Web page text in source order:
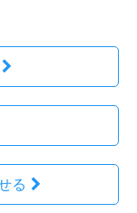
かつ公正な手段によ
。
る